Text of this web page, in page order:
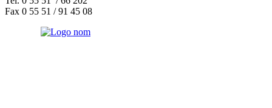
Fax 0 55 51 / 91 45 08